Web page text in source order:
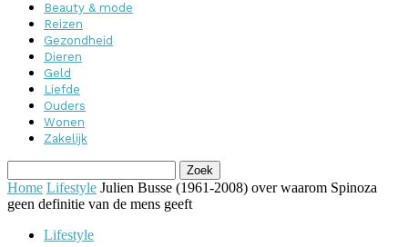
Beauty & mode
Reizen
Gezondheid
Dieren
Geld
Liefde
Ouders
Wonen
Zakelijk
Home Lifestyle Julien Busse (1961-2008) over waarom Spinoza
geen definitie van de mens geeft
Lifestyle